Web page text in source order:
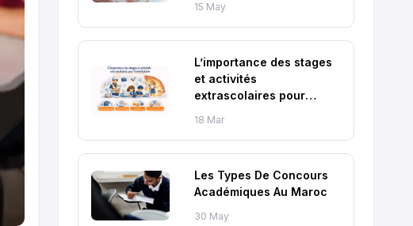
15 May
L’importance des stages
et activités
extrascolaires pour
18 Mar
Les Types De Concours
Académiques Au Maroc
30 May